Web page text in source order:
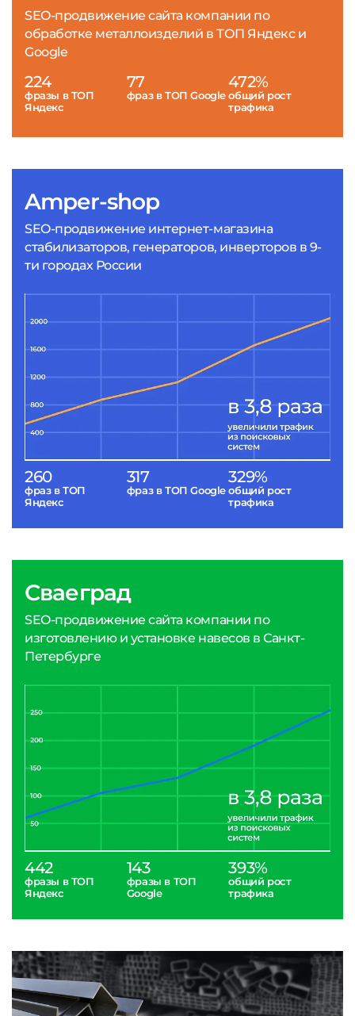
Amper-shop
SEO-продвижение интернет-магазина
стабилизаторов, генераторов, инверторов в 9-
ти городах России
260
фраз в ТОП
Яндекс
317
фраз в ТОП Google
329%
общий рост
трафика
SEO-продвижение сайта компании по
обработке металлоизделий в ТОП Яндекс и
Google
224
фразы в ТОП
Яндекс
77
фраз в ТОП Google
472%
общий рост
трафика
Сваеград
SEO-продвижение сайта компании по
изготовлению и установке навесов в Санкт-
Петербурге
442
фразы в ТОП
Яндекс
143
фразы в ТОП
Google
393%
общий рост
трафика